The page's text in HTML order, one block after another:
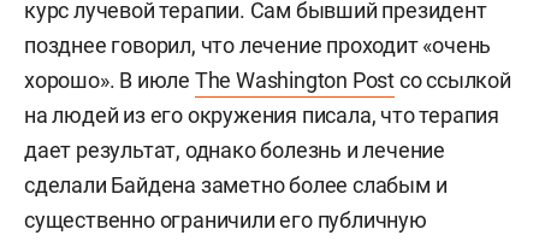
курс лучевой терапии. Сам бывший президент
позднее говорил, что лечение проходит «очень
хорошо». В июле The Washington Postсо ссылкой
на людей из его окружения писала, что терапия
дает результат, однако болезнь и лечение
сделали Байдена заметно более слабым и
существенно ограничили его публичную